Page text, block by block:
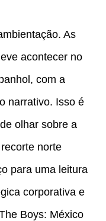
As
acontecer no
com a
narrativo. Isso é
olhar sobre a
norte
para uma leitura
corporativa e
Boys: México